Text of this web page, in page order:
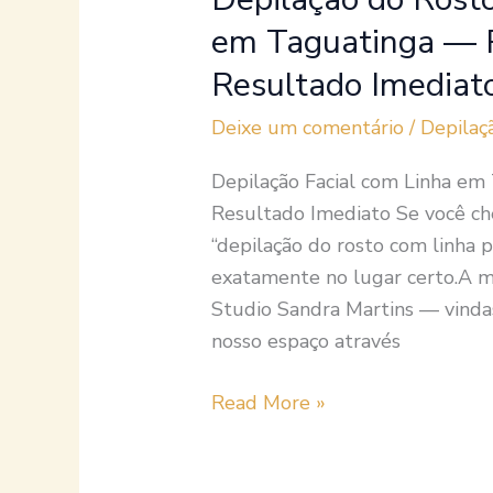
em Taguatinga —
Resultado
Deixe um comentário /
Depilação Facial com Linha
Resultado Imediato Se você
“depilação do rosto com linha
exatamente no lugar certo.A
Studio Sandra Martins —
nosso espaço através
em
Read More »